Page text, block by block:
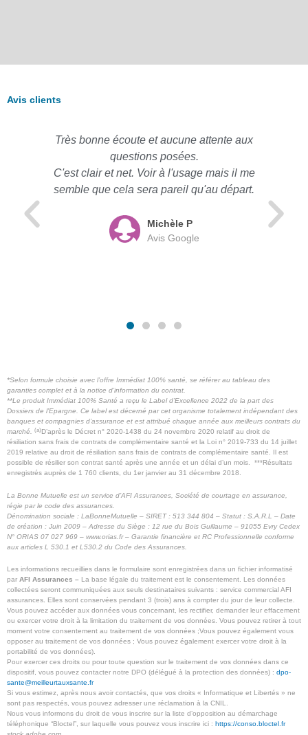
Avis clients
Très bonne écoute et aucune attente aux
questions posées.
C'est clair et net. Voir à l'usage mais il me
semble que cela sera pareil qu'au départ.
Michèle P
Avis Google
*Selon formule choisie avec l’offre Immédiat 100% santé, se référer au tableau des
garanties complet et à la notice d’information du contrat.
**Le produit Immédiat 100% Santé a reçu le Label d’Excellence 2022 de la part des
Dossiers de l’Epargne. Ce label est décerné par cet organisme totalement indépendant des
banques et compagnies d’assurance et est attribué chaque année aux meilleurs contrats du
marché. (a) D’après le Décret n° 2020-1438 du 24 novembre 2020 relatif au droit de
résiliation sans frais de contrats de complémentaire santé et la Loi n° 2019-733 du 14 juillet
2019 relative au droit de résiliation sans frais de contrats de complémentaire santé. Il est
possible de résilier son contrat santé après une année et un délai d’un mois. ***Résultats
enregistrés auprès de 1 760 clients, du 1er janvier au 31 décembre 2018.
La Bonne Mutuelle est un service d’AFI Assurances, Société de courtage en assurance,
régie par le code des assurances.
Dénomination sociale : LaBonneMutuelle – SIRET : 513 344 804 – Statut : S.A.R.L – Date
de création : Juin 2009 – Adresse du Siège : 12 rue du Bois Guillaume – 91055 Evry Cedex
N° ORIAS 07 027 969 – www.orias.fr – Garantie financière et RC Professionnelle conforme
aux articles L 530.1 et L530.2 du Code des Assurances.
Les informations recueillies dans le formulaire sont enregistrées dans un fichier informatisé
par AFI Assurances – La base légale du traitement est le consentement. Les données
collectées seront communiquées aux seuls destinataires suivants : service commercial AFI
assurances. Elles sont conservées pendant 3 (trois) ans à compter du jour de leur collecte.
Vous pouvez accéder aux données vous concernant, les rectifier, demander leur effacement
ou exercer votre droit à la limitation du traitement de vos données. Vous pouvez retirer à tout
moment votre consentement au traitement de vos données ;Vous pouvez également vous
opposer au traitement de vos données ; Vous pouvez également exercer votre droit à la
portabilité de vos données).
Pour exercer ces droits ou pour toute question sur le traitement de vos données dans ce
dispositif, vous pouvez contacter notre DPO (délégué à la protection des données) : dpo-
sante@meilleurtauxsante.fr
Si vous estimez, après nous avoir contactés, que vos droits « Informatique et Libertés » ne
sont pas respectés, vous pouvez adresser une réclamation à la CNIL.
Nous vous informons du droit de vous inscrire sur la liste d’opposition au démarchage
téléphonique “Bloctel”, sur laquelle vous pouvez vous inscrire ici : https://conso.bloctel.fr